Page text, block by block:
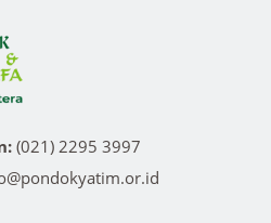
(021) 2295 3997